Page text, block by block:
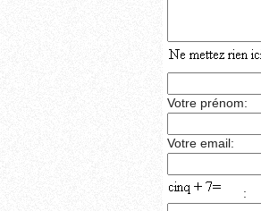
Votre prénom:
Votre email:
: